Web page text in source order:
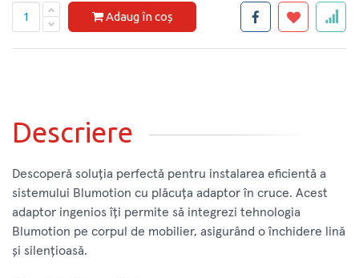
Adaug în coș
Descriere
Descoperă soluția perfectă pentru instalarea eficientă a
sistemului Blumotion cu plăcuța adaptor în cruce. Acest
adaptor ingenios îți permite să integrezi tehnologia
Blumotion pe corpul de mobilier, asigurând o închidere lină
și silențioasă.